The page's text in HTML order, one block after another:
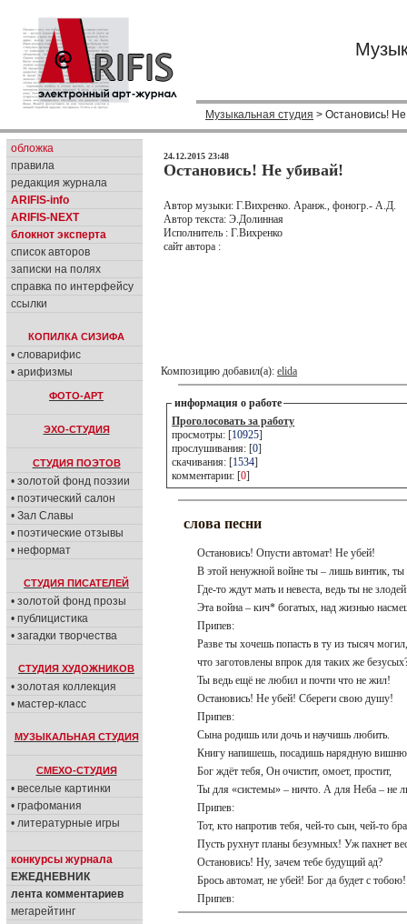
Музыкальная студия > Остановись!
обложка
правила
редакция журнала
ARIFIS-info
ARIFIS-NEXT
блокнот эксперта
список авторов
записки на полях
справка по интерфейсу
ссылки
КОПИЛКА СИЗИФА
• словарифис
• арифизмы
ФОТО-АРТ
ЭХО-СТУДИЯ
СТУДИЯ ПОЭТОВ
• золотой фонд поэзии
• поэтический салон
• Зал Славы
• поэтические отзывы
• неформат
СТУДИЯ ПИСАТЕЛЕЙ
• золотой фонд прозы
• публицистика
• загадки творчества
СТУДИЯ ХУДОЖНИКОВ
• золотая коллекция
• мастер-класс
МУЗЫКАЛЬНАЯ СТУДИЯ
СМЕХО-СТУДИЯ
• веселые картинки
• графомания
• литературные игры
конкурсы журнала
ЕЖЕДНЕВНИК
лента комментариев
мегарейтинг
24.12.2015 23:48
Остановись! Не убивай!
Автор музыки: Г.Вихренко. Аранж., фоногр.- А.Д.
Автор текста: Э.Долинная
Исполнитель : Г.Вихренко
сайт автора :
Композицию добавил(а): elida
информация о работе
Проголосовать за работу
просмотры: [10925]
прослушивания: [0]
скачивания: [1534]
комментарии: [0]
слова песни
Остановись! Опусти автомат! Не убей!
В этой ненужной войне ты – лишь винтик,
Где-то ждут мать и невеста, ведь ты не
Эта война – кич* богатых, над жизнью
Припев:
Разве ты хочешь попасть в ту из тысяч могил,
что заготовлены впрок для таких же
Ты ведь ещё не любил и почти что не жил!
Остановись! Не убей! Сбереги свою душу!
Припев:
Сына родишь или дочь и научишь любить.
Книгу напишешь, посадишь нарядную
Бог ждёт тебя, Он очистит, омоет, простит,
Ты для «системы» – ничто. А для Неба – не
Припев:
Тот, кто напротив тебя, чей-то сын, чей-то
Пусть рухнут планы безумных! Уж пахнет
Остановись! Ну, зачем тебе будущий ад?
Брось автомат, не убей! Бог да будет с тобою!
Припев: